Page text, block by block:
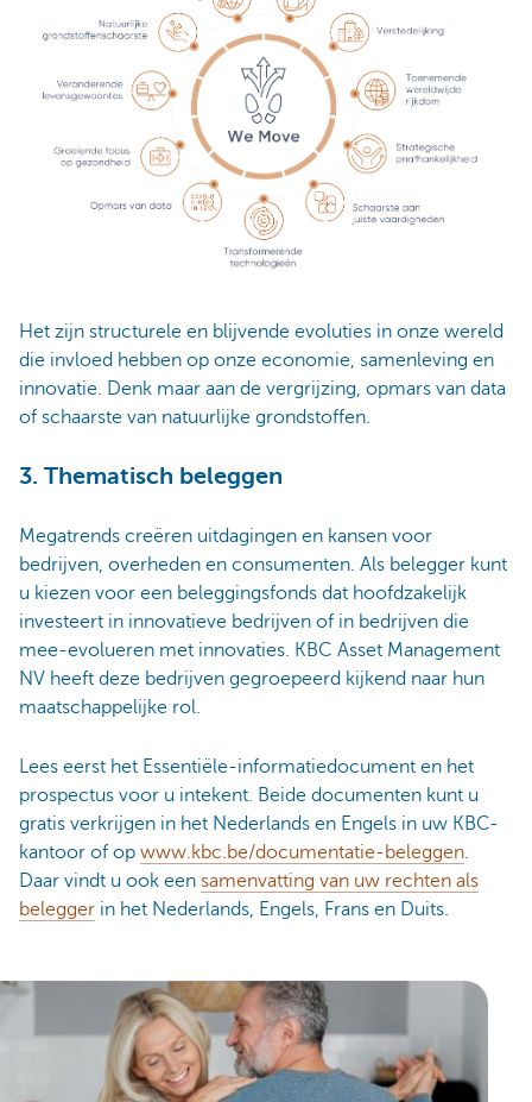
Het zijn structurele en blijvende evoluties in onze wereld
die invloed hebben op onze economie, samenleving en
innovatie. Denk maar aan de vergrijzing, opmars van data
of schaarste van natuurlijke grondstoffen.
3. Thematisch beleggen
Megatrends creëren uitdagingen en kansen voor
bedrijven, overheden en consumenten. Als belegger kunt
u kiezen voor een beleggingsfonds dat hoofdzakelijk
investeert in innovatieve bedrijven of in bedrijven die
mee-evolueren met innovaties. KBC Asset Management
NV heeft deze bedrijven gegroepeerd kijkend naar hun
maatschappelijke rol.
Lees eerst het Essentiële-informatiedocument en het
prospectus voor u intekent. Beide documenten kunt u
gratis verkrijgen in het Nederlands en Engels in uw KBC-
kantoor of op www.kbc.be/documentatie-beleggen.
Daar vindt u ook een samenvatting van uw rechten als
belegger in het Nederlands, Engels, Frans en Duits.